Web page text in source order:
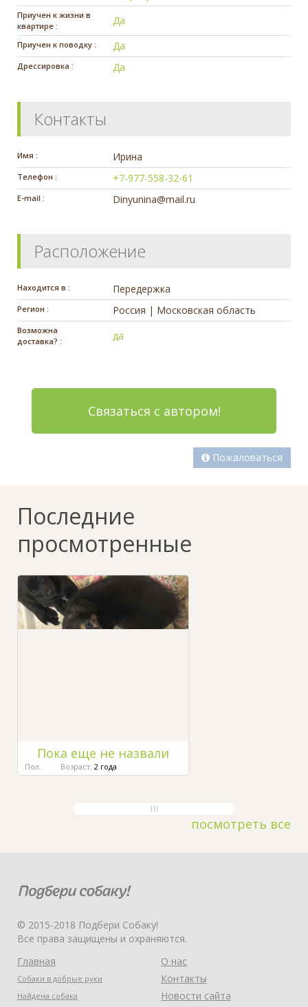
Приучен к жизни в
квартире :
Да
Приучен к поводку : Да
Дрессировка : Да
Контакты
Имя : Ирина
Телефон : +7-977-558-32-61
E-mail : Dinyunina@mail.ru
Расположение
Находится в : Передержка
Регион : Россия | Московская область
Возможна
доставка? :
да
Связаться с автором!
Пожаловаться
Последние
просмотренные
Пока еще не назвали
Пол: Возраст: 2 года
посмотреть все
© 2015-2018 Подбери Собаку!
Все права защищены и охраняются.
Главная
Собаки в добрые руки
Найдена собака
О нас
Контакты
Новости сайта